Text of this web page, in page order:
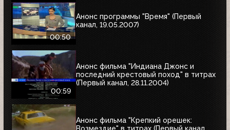
00:50
Анонс программы "Время" (Первый
канал, 19.05.2007)
00:59
Анонс фильма "Индиана Джонс и
последний крестовый поход" в титрах
(Первый канал, 28.11.2004)
Анонс фильма "Крепкий орешек: